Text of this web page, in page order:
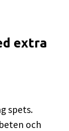
extra
spets.
och